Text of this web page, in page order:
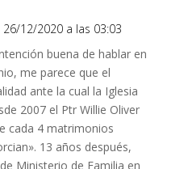
26/12/2020 a las 03:03
buena de hablar en
me parece que el
ante la cual la Iglesia
2007 el Ptr Willie Oliver
cada 4 matrimonios
13 años después,
Ministerio de Familia en